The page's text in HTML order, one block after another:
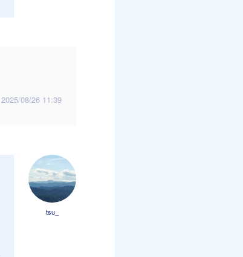
2025/08/26 11:39
tsu_